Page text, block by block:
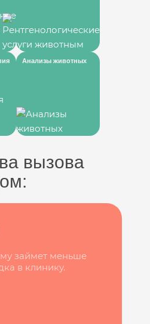
Анализы животных
вызова
займет меньше
в клинику.